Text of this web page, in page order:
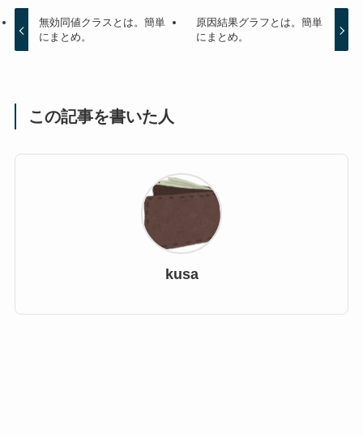
無効同値クラスとは。簡単
にまとめ。
原因結果グラフとは。簡単
にまとめ。
この記事を書いた人
kusa